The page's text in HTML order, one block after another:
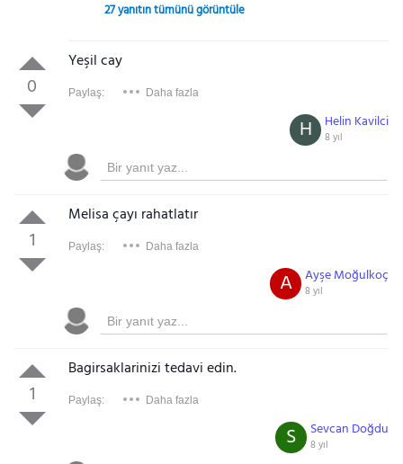
27 yanıtın tümünü görüntüle
0
Yeşil cay
Paylaş: Daha fazla
Helin Kavilci
8 yıl
H
1
Melisa çayı rahatlatır
Paylaş: Daha fazla
Ayşe Moğulkoç
8 yıl
A
1
Bagirsaklarinizi tedavi edin.
Paylaş: Daha fazla
Sevcan Doğdu
8 yıl
S